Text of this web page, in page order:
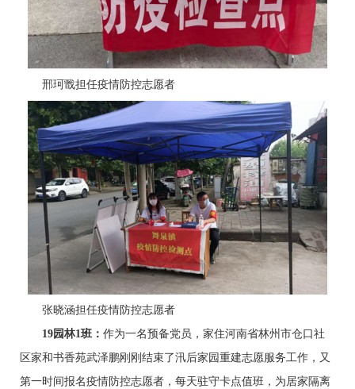
邢珂戬担任疫情防控志愿者
张晓涵担任疫情防控志愿者
19园林1班： 作为一名预备党员，家住河南省林州市仓口社
区家和书香苑武泽鹏刚刚结束了汛后家园重建志愿服务工作，又
第一时间报名疫情防控志愿者，每天驻守卡点值班，为居家隔离